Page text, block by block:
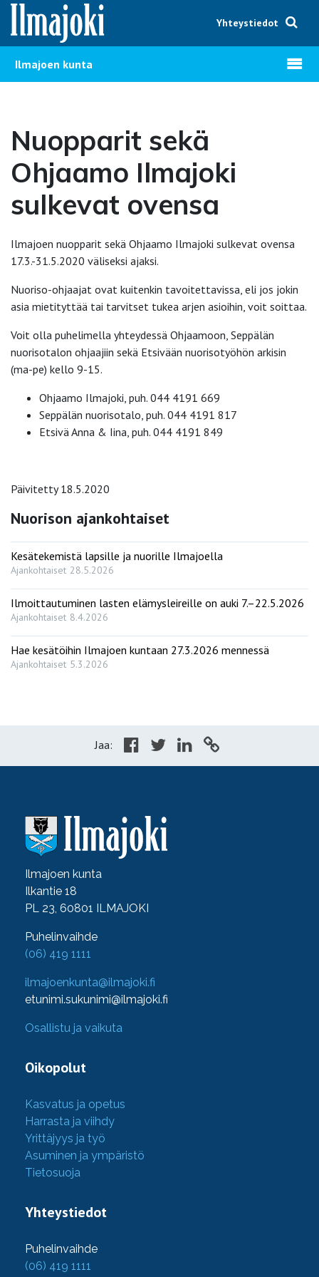
Hyppää sisältöön
Yhteystiedot
Ilmajoen kunta Avaa
Nuopparit sekä
Ohjaamo Ilmajoki
sulkevat ovensa
Ilmajoen nuopparit sekä Ohjaamo Ilmajoki sulkevat ovensa
17.3.-31.5.2020 väliseksi ajaksi.
Nuoriso-ohjaajat ovat kuitenkin tavoitettavissa, eli jos jokin
asia mietityttää tai tarvitset tukea arjen asioihin, voit soittaa.
Voit olla puhelimella yhteydessä Ohjaamoon, Seppälän
nuorisotalon ohjaajiin sekä Etsivään nuorisotyöhön arkisin
(ma-pe) kello 9-15.
Ohjaamo Ilmajoki, puh. 044 4191 669
Seppälän nuorisotalo, puh. 044 4191 817
Etsivä Anna & Iina, puh. 044 4191 849
Päivitetty 18.5.2020
Nuorison ajankohtaiset
Kesätekemistä lapsille ja nuorille Ilmajoella
Ajankohtaiset 28.5.2026
Ilmoittautuminen lasten elämysleireille on auki 7.–22.5.2026
Ajankohtaiset 8.4.2026
Hae kesätöihin Ilmajoen kuntaan 27.3.2026 mennessä
Ajankohtaiset 5.3.2026
Jaa:
Ilmajoen kunta
Ilkantie 18
PL 23, 60801 ILMAJOKI
Puhelinvaihde
(06) 419 1111
ilmajoenkunta@ilmajoki.fi
etunimi.sukunimi@ilmajoki.fi
Osallistu ja vaikuta
Oikopolut
Kasvatus ja opetus
Harrasta ja viihdy
Yrittäjyys ja työ
Asuminen ja ympäristö
Tietosuoja
Yhteystiedot
Puhelinvaihde
(06) 419 1111